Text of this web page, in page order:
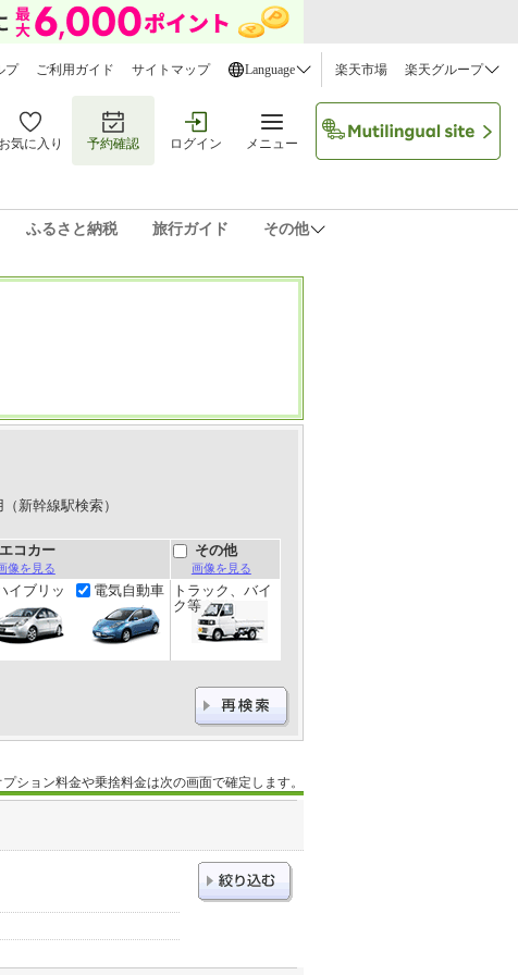
プ ご利用ガイド サイトマップ Language 楽天市場 楽天グループ
お気に入り 予約確認 ログイン メニュー
ふるさと納税 旅行ガイド その他
新幹線駅検索）
エコカー
像を見る
その他
画像を見る
イブリッ
電気自動車
トラック、バイ
ク等
ション料金や乗捨料金は次の画面で確定します。